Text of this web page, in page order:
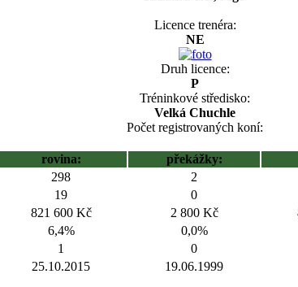
Licence trenéra:
NE
Druh licence:
P
Tréninkové středisko:
Velká Chuchle
Počet registrovaných koní:
rovina: překážky:
298 2
19 0
821 600 Kč 2 800 Kč
6,4% 0,0%
1 0
25.10.2015 19.06.1999